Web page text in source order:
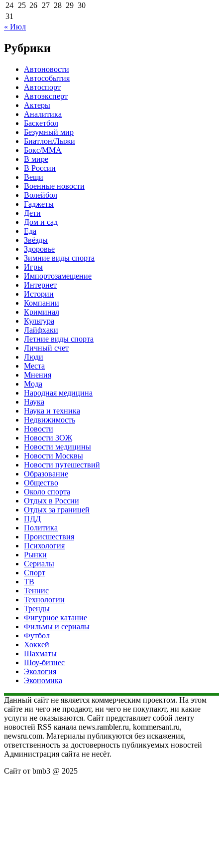
24 25 26 27 28 29 30
31
« Июл
Рубрики
Автоновости
Автособытия
Автоспорт
Автоэксперт
Актеры
Аналитика
Баскетбол
Безумный мир
Биатлон/Лыжи
Бокс/MMA
В мире
В России
Вещи
Военные новости
Волейбол
Гаджеты
Дети
Дом и сад
Еда
Звёзды
Здоровье
Зимние виды спорта
Игры
Импортозамещение
Интернет
Истории
Компании
Криминал
Культура
Лайфхаки
Летние виды спорта
Личный счет
Люди
Места
Мнения
Мода
Народная медицина
Наука
Наука и техника
Недвижимость
Новости
Новости ЗОЖ
Новости медицины
Новости Москвы
Новости путешествий
Образование
Общество
Около спорта
Отдых в России
Отдых за границей
ПДД
Политика
Происшествия
Психология
Рынки
Сериалы
Спорт
ТВ
Теннис
Технологии
Тренды
Фигурное катание
Фильмы и сериалы
Футбол
Хоккей
Шахматы
Шоу-бизнес
Экология
Экономика
Данный сайт не является коммерческим проектом. На этом
сайте ни чего не продают, ни чего не покупают, ни какие
услуги не оказываются. Сайт представляет собой ленту
новостей RSS канала news.rambler.ru, kommersant.ru,
newsru.com. Материалы публикуются без искажения,
ответственность за достоверность публикуемых новостей
Администрация сайта не несёт.
Сайт от bmb3 @ 2025